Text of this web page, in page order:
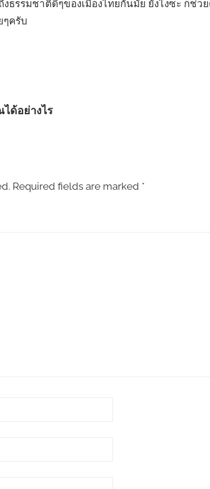
ธรรมชาติดีๆของเมืองไทยกันมั้ย ยังไงซะ ก็ช่
ๆครับ
ด้อย่างไร
Required fields are marked *